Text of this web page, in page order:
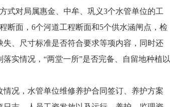
式对局属惠金、中牟、巩义3个水管单位的工
断面，6个河道工程断面和5个供水涵闸点，检
、尺寸标准是否符合要求等项内容，同时还
实情况，“两堂一所”是否完备、自留地种植以
况，水管单位维修养护合同签订、养护方案